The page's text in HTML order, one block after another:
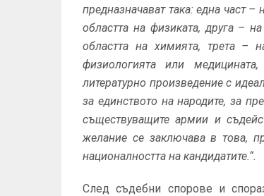
предназначават така: една част
областта на физиката, друга –
областта на химията, трета –
физиологията или
литературно произведение с
за единството на народите, за
съществуващите армии и
желание се заключава в това,
националността на кандидатите.“.
След съдебни спорове и